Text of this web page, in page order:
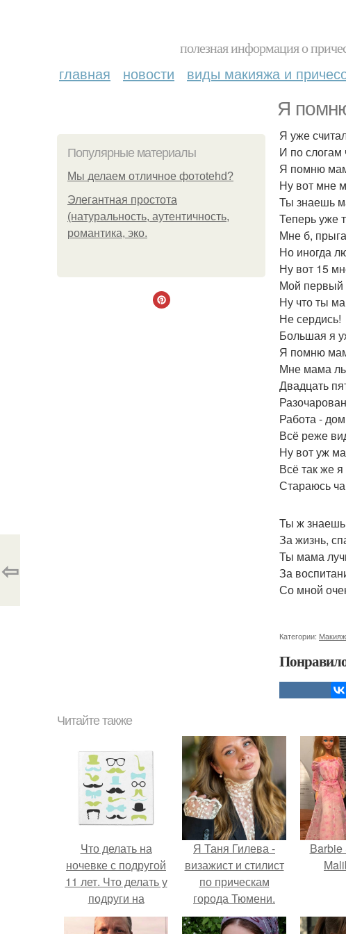
полезная информация о
главная новости виды макияжа и
Я
Популярные материалы
Мы делаем отличное фотоtehd?
Элегантная простота
(натуральность, аутентичность,
романтика, эко.
Я уже
И по слогам
Я помню
Ну вот мне
Ты знаешь
Теперь уже
Мне б,
Но иногда
Ну вот 15
Мой первый
Ну что ты
Не сердись!
Большая я
Я помню
Мне мама
Двадцать
Работа -
Всё реже
Ну вот уж
Всё так же
Стараюсь
Ты ж
За жизнь,
Ты мама
За
Со мной
Категории:
⇦
Читайте также
Что делать на
ночевке с подругой
11 лет. Что делать у
подруги на
ночёвке?
Я Таня Гилева -
визажист и стилист
по прическам
города Тюмени.
Barbie